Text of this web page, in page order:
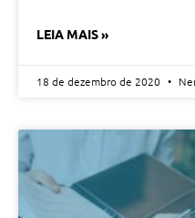
LEIA MAIS »
18 de dezembro de 2020